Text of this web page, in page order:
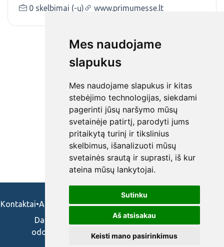
Mes naudojame
slapukus
Mes naudojame slapukus ir kitas
stebėjimo technologijas, siekdami
pagerinti jūsų naršymo mūsų
svetainėje patirtį, parodyti jums
pritaikytą turinį ir tikslinius
skelbimus, išanalizuoti mūsų
svetainės srautą ir suprasti, iš kur
ateina mūsų lankytojai.
Sutinku
Aš atsisakau
Keisti mano pasirinkimus
0 skelbimai (-ų) www.primumesse.lt
Kontaktai•Apie mus•Naudojimosi taisykės•Privatumo politika
Darbo skelbimai ir pasiūlymai: gydytojams,
odontologams, slaugytojams, veterinarams,